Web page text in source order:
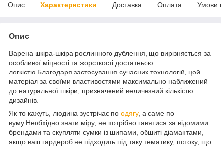
Опис Характеристики Доставка Оплата Умови
Опис
Варена шкіра-шкіра рослинного дублення, що вирізняється за
особливої міцності та жорсткості достатньою
легкістю.Благодаря застосування сучасних технологій, цей
матеріал за своїми властивостями максимально наближений
до натуральної шкіри, призначений величезний кількістю
дизайнів.
Як то кажуть, людина зустрічає по одягу, а саме по
вуму.Необхідно знати міру, не потрібно ганятися за відомими
брендами та скупляти сумки із шипами, обшиті діамантами,
якщо ваш гардероб не підходить під таку тематику, потоку, що